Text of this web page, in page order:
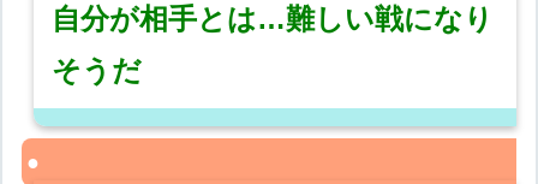
自分が相手とは…難しい戦になり
そうだ